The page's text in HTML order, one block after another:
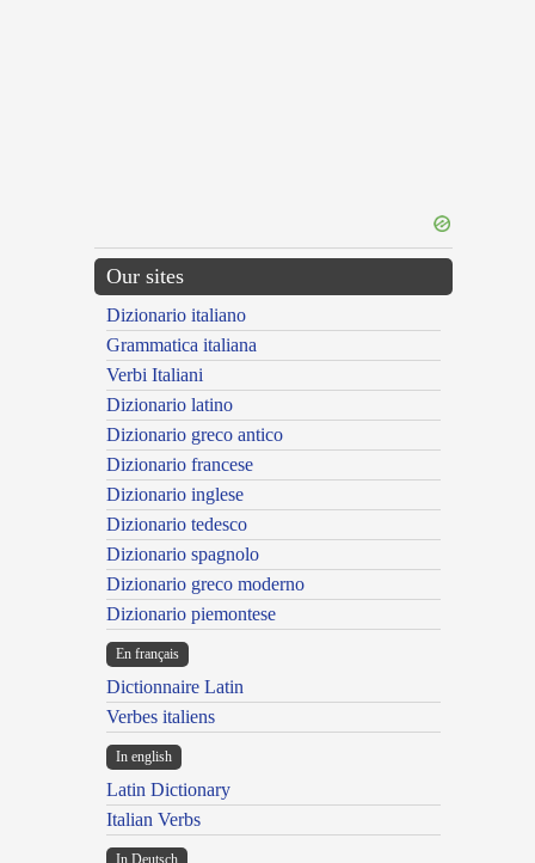
Our sites
Dizionario italiano
Grammatica italiana
Verbi Italiani
Dizionario latino
Dizionario greco antico
Dizionario francese
Dizionario inglese
Dizionario tedesco
Dizionario spagnolo
Dizionario greco moderno
Dizionario piemontese
En français
Dictionnaire Latin
Verbes italiens
In english
Latin Dictionary
Italian Verbs
In Deutsch